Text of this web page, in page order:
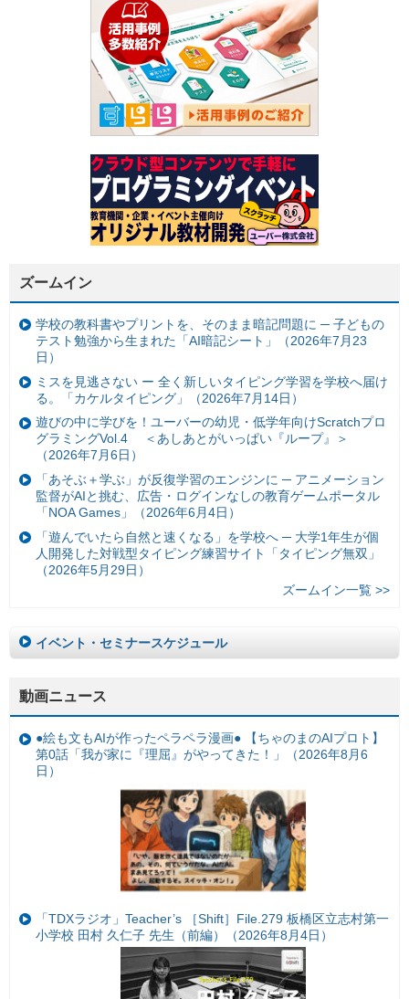
ズームイン
学校の教科書やプリントを、そのまま暗記問題に ─ 子どもの
テスト勉強から生まれた「AI暗記シート」（2026年7月23
日）
ミスを見逃さない ー 全く新しいタイピング学習を学校へ届け
る。「カケルタイピング」（2026年7月14日）
遊びの中に学びを！ユーバーの幼児・低学年向けScratchプロ
グラミングVol.4 ＜あしあとがいっぱい『ループ』＞
（2026年7月6日）
「あそぶ＋学ぶ」が反復学習のエンジンに ─ アニメーション
監督がAIと挑む、広告・ログインなしの教育ゲームポータル
「NOA Games」（2026年6月4日）
「遊んでいたら自然と速くなる」を学校へ ─ 大学1年生が個
人開発した対戦型タイピング練習サイト「タイピング無双」
（2026年5月29日）
ズームイン一覧 >>
イベント・セミナースケジュール
動画ニュース
●絵も文もAIが作ったペラペラ漫画● 【ちゃのまのAIプロト】
第0話「我が家に『理屈』がやってきた！」（2026年8月6
日）
「TDXラジオ」Teacher’s ［Shift］File.279 板橋区立志村第一
小学校 田村 久仁子 先生（前編）（2026年8月4日）